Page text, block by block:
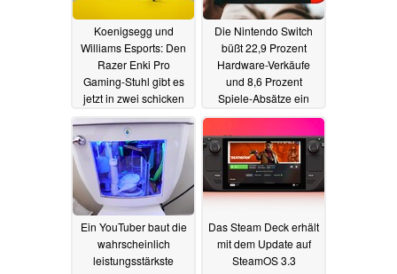
Koenigsegg und
Williams Esports: Den
Razer Enki Pro
Gaming-Stuhl gibt es
jetzt in zwei schicken
Sondereditionen
03.08.2022
Die Nintendo Switch
büßt 22,9 Prozent
Hardware-Verkäufe
und 8,6 Prozent
Spiele-Absätze ein
03.08.2022
Ein YouTuber baut die
wahrscheinlich
leistungsstärkste
Das Steam Deck erhält
mit dem Update auf
SteamOS 3.3